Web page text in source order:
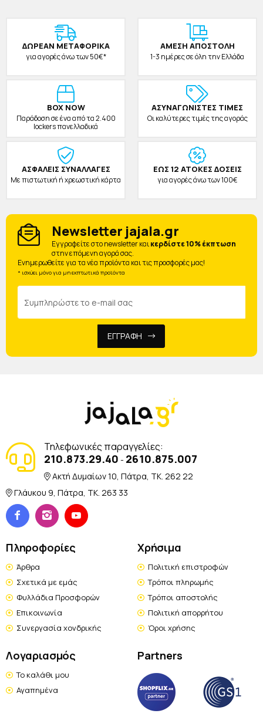
ΔΩΡΕAΝ ΜΕΤΑΦΟΡΙΚΑ
για αγορές άνω των 50€*
ΑΜΕΣΗ ΑΠΟΣΤΟΛΗ
1-3 ημέρες σε όλη την Ελλάδα
BOX NOW
Παράδοση σε ένα από τα 2.400
lockers πανελλαδικά
ΑΣΥΝΑΓΩΝΙΣΤΕΣ ΤΙΜΕΣ
Οι καλύτερες τιμές της αγοράς
ΑΣΦΑΛΕΙΣ ΣΥΝΑΛΛΑΓΕΣ
Με πιστωτική ή χρεωστική κάρτα
ΕΩΣ 12 ΑΤΟΚΕΣ ΔΟΣΕΙΣ
για αγορές άνω των 100€
Newsletter jajala.gr
Eγγραφείτε στο newsletter καικερδίστε 10% έκπτωση
στην επόμενη αγορά σας.
Ενημερωθείτε για τα νέα προϊόντα και τις προσφορές μας!
* ισχύει μόνο για μη εκπτωτικά προϊόντα
ΕΓΓΡΑΦΗ
Τηλεφωνικές παραγγελίες:
210.873.29.40 - 2610.875.007
Ακτή Δυμαίων 10, Πάτρα, TK. 262 22
Γλάυκου 9, Πάτρα, TK. 263 33
Πληροφορίες
Άρθρα
Σχετικά με εμάς
Φυλλάδια Προσφορών
Επικοινωνία
Συνεργασία χονδρικής
Χρήσιμα
Πολιτική επιστροφών
Τρόποι πληρωμής
Τρόποι αποστολής
Πολιτική απορρήτου
Όροι χρήσης
Λογαριασμός
Το καλάθι μου
Αγαπημένα
Partners